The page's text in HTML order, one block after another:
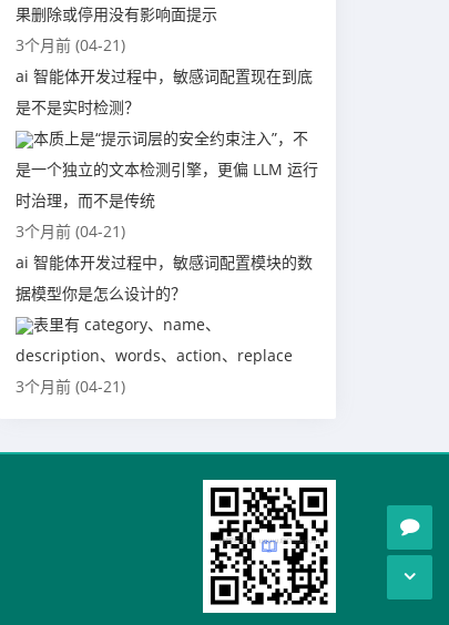
果删除或停用没有影响面提示
3个月前 (04-21)
ai 智能体开发过程中，敏感词配置现在到底
是不是实时检测？
本质上是“提示词层的安全约束注入”，不
是一个独立的文本检测引擎，更偏 LLM 运行
时治理，而不是传统
3个月前 (04-21)
ai 智能体开发过程中，敏感词配置模块的数
据模型你是怎么设计的？
表里有 category、name、
description、words、action、replace
3个月前 (04-21)